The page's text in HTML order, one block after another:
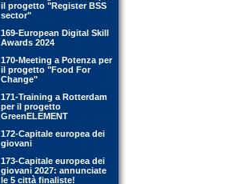
il progetto "Register BSS
sector"
169-European Digital Skill
Awards 2024
170-Meeting a Potenza per
il progetto "Food For
Change"
171-Training a Rotterdam
per il progetto
GreenELEMENT
172-Capitale europea dei
giovani
173-Capitale europea dei
giovani 2027: annunciate
le 5 città finaliste!